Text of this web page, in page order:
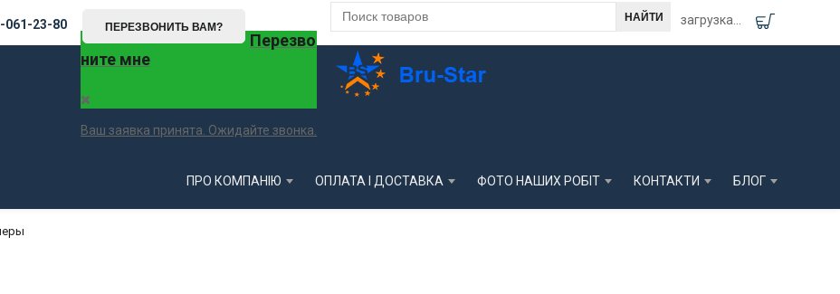
061-23-80 ПЕРЕЗВОНИТЬ ВАМ?
Перезво
ните мне
Ваш заявка принята. Ожидайте звонка.
загрузка...
ПРО КОМПАНІЮ ОПЛАТА І ДОСТАВКА ФОТО НАШИХ РОБІТ КОНТАКТИ БЛОГ